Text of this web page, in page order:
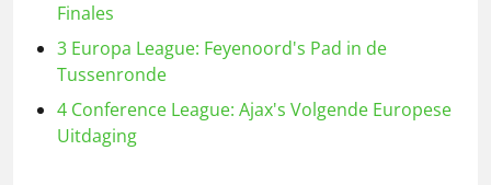
Finales
3 Europa League: Feyenoord's Pad in de
Tussenronde
4 Conference League: Ajax's Volgende Europese
Uitdaging